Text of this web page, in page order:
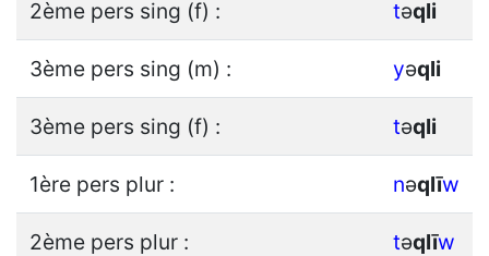
2ème pers sing (f) : tǝqli
3ème pers sing (m) : yǝqli
3ème pers sing (f) : tǝqli
1ère pers plur : nǝqlīw
2ème pers plur : tǝqlīw